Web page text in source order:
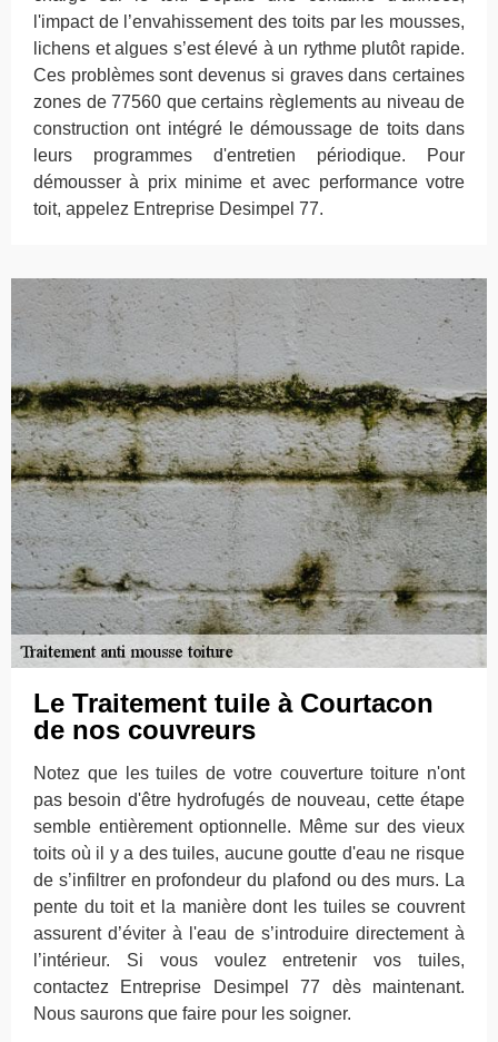
l'impact de l’envahissement des toits par les mousses,
lichens et algues s’est élevé à un rythme plutôt rapide.
Ces problèmes sont devenus si graves dans certaines
zones de 77560 que certains règlements au niveau de
construction ont intégré le démoussage de toits dans
leurs programmes d'entretien périodique. Pour
démousser à prix minime et avec performance votre
toit, appelez Entreprise Desimpel 77.
Le Traitement tuile à Courtacon
de nos couvreurs
Notez que les tuiles de votre couverture toiture n'ont
pas besoin d'être hydrofugés de nouveau, cette étape
semble entièrement optionnelle. Même sur des vieux
toits où il y a des tuiles, aucune goutte d'eau ne risque
de s’infiltrer en profondeur du plafond ou des murs. La
pente du toit et la manière dont les tuiles se couvrent
assurent d’éviter à l'eau de s’introduire directement à
l’intérieur. Si vous voulez entretenir vos tuiles,
contactez Entreprise Desimpel 77 dès maintenant.
Nous saurons que faire pour les soigner.